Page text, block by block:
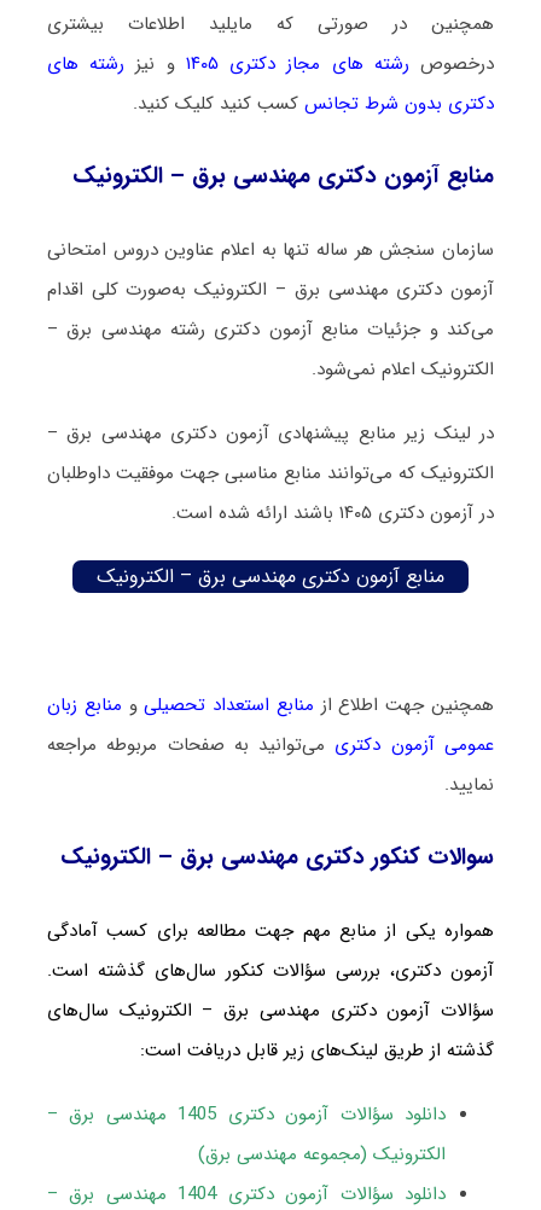
همچنین در صورتی که مایلید اطلاعات بیشتری
درخصوص رشته های مجاز دکتری ۱۴۰۵ و نیز رشته های
دکتری بدون شرط تجانسکسب کنید کلیک کنید.
منابع آزمون دکتری مهندسی برق – الکترونیک
سازمان سنجش هر ساله تنها به اعلام عناوین دروس امتحانی
آزمون دکتری مهندسی برق – الکترونیک به‌صورت کلی اقدام
می‌کند و جزئیات منابع آزمون دکتری رشته مهندسی برق –
الکترونیک اعلام نمی‌شود.
در لینک زیر منابع پیشنهادی آزمون دکتری مهندسی برق –
الکترونیک که می‌توانند منابع مناسبی جهت موفقیت داوطلبان
در آزمون دکتری ۱۴۰۵ باشند ارائه شده است.
منابع آزمون دکتری مهندسی برق – الکترونیک
همچنین جهت اطلاع از منابع استعداد تحصیلیو منابع زبان
عمومی آزمون دکتری می‌توانید به صفحات مربوطه مراجعه
نمایید.
سوالات کنکور دکتری مهندسی برق – الکترونیک
همواره یکی از منابع مهم جهت مطالعه برای کسب آمادگی
آزمون دکتری، بررسی سؤالات کنکور سال‌های گذشته است.
سؤالات آزمون دکتری مهندسی برق – الکترونیک سال‌های
گذشته از طریق لینک‌های زیر قابل دریافت است:
دانلود سؤالات آزمون دکتری 1405 مهندسی برق –
الکترونیک (مجموعه مهندسی برق)
دانلود سؤالات آزمون دکتری 1404 مهندسی برق –